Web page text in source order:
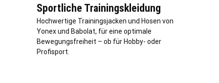
Sportliche Trainingskleidung
Hochwertige Trainingsjacken und Hosen von
Yonex und Babolat, für eine optimale
Bewegungsfreiheit – ob für Hobby- oder
Profisport.